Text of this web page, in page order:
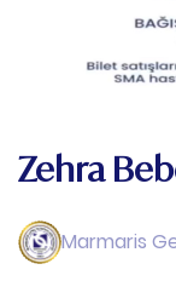
Zehra
Marmaris